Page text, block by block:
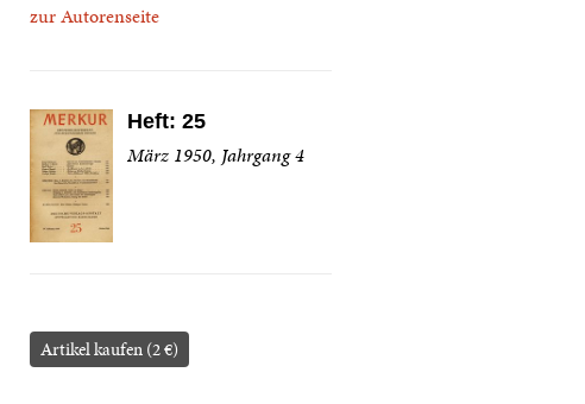
zur Autorenseite
Heft: 25
März 1950, Jahrgang 4
Artikel kaufen (2 €)